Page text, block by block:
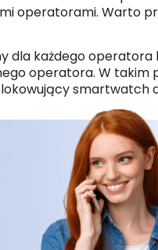
operatorami. Warto
dla każdego operatora
operatora. W takim
smartwatch